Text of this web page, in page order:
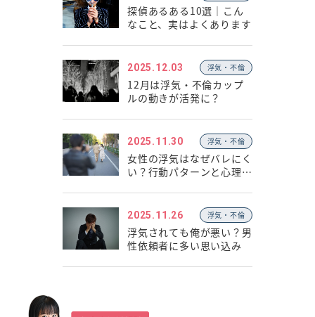
探偵あるある10選｜こん
なこと、実はよくあります
2025.12.03 浮気・不倫
12月は浮気・不倫カップ
ルの動きが活発に？
2025.11.30 浮気・不倫
女性の浮気はなぜバレにく
い？行動パターンと心理の
2025.11.26 浮気・不倫
浮気されても俺が悪い？男
性依頼者に多い思い込み